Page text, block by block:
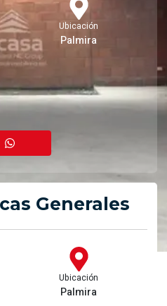
Ubicación
Palmira
Generales
Ubicación
Palmira